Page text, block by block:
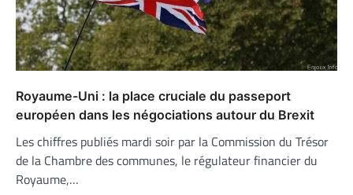
Royaume-Uni : la place cruciale du passeport
européen dans les négociations autour du Brexit
Les chiffres publiés mardi soir par la Commission du Trésor
de la Chambre des communes, le régulateur financier du
Royaume,…